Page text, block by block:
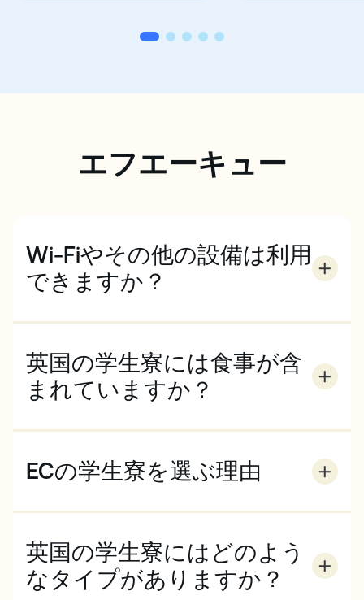
エフエーキュー
Wi-Fiやその他の設備は利用
できますか？
ています。その他の設備は宿泊施設のタイプによって
ース、リラックスできる共有スペースなどがありま
す。特定の宿泊施設の詳細についてはお問い合わせく
ださい。
英国の学生寮には食事が含
まれていますか？
ます。一般的にホームステイには朝食と夕食が含まれ
ができます。学生寮や共同アパートは通常自炊式で、
さい。
ECの学生寮を選ぶ理由
適で、あなたに適したものであることを確認していま
イダーは、学生に提供する前に各宿泊施設を入念にチ
ェックしています。私たちと一緒に滞在することで、
安心して滞在することができますし、レジデンスや、
英国の学生寮にはどのよう
なタイプがありますか？